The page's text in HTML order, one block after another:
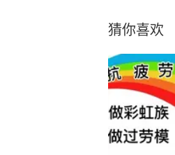
猜你喜欢